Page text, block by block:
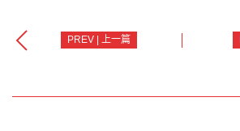
PREV | 上一篇